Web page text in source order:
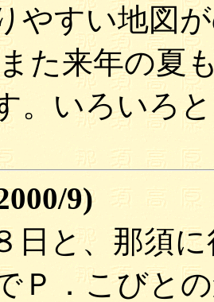
やすい地図
た来年の夏
。いろいろ
9)
日と、那須
Ｐ．こびと